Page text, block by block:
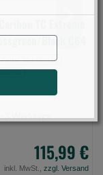
Black C64
Farbe Mehrfarbig
3 Werktage
115,99 €
inkl. MwSt., zzgl. Versand